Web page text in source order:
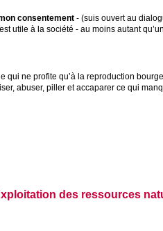
consentement - (suis ouvert au
utile à la société - au moins autant
ne profite qu’à la reproduction
abuser, piller et accaparer ce qui
des ressources